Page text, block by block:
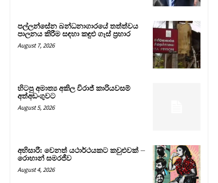
පල්ලන්සේන බන්ධනාගාරයේ තත්ත්වය
පාලනය කිරීම සඳහා කඳුළු ගෑස් ප්‍රහාර
August 7, 2026
හිටපු අමාත්‍ය අකිල විරාජ් කාරියවසම්
අත්අඩංගුවට
August 5, 2026
අභිසාරී: වෙනත් යථාර්ථයකට කවුළුවක් –
රොහාන් සමරජීව
August 4, 2026